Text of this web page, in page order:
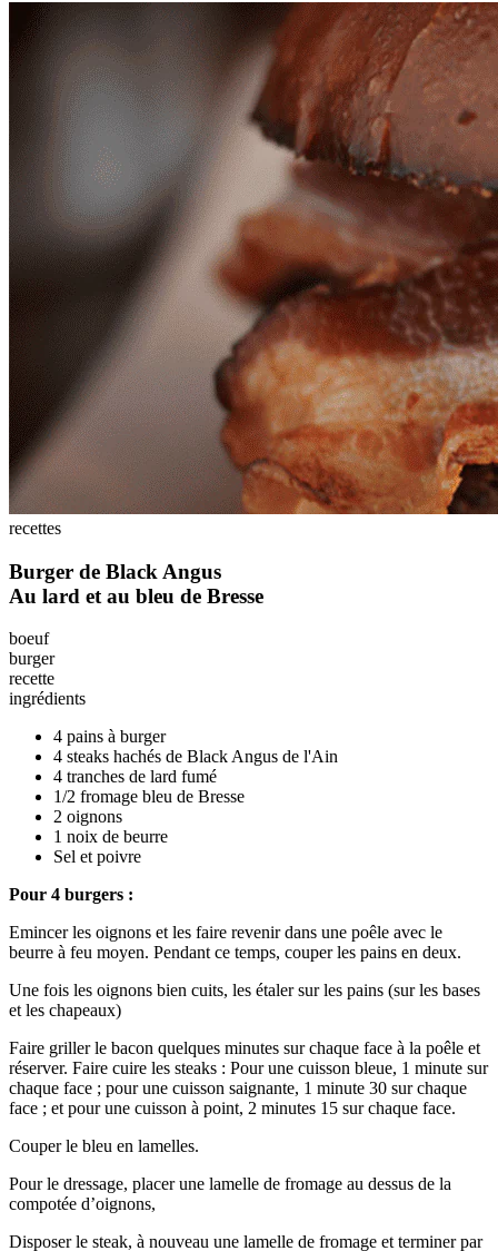
recettes
Burger de Black Angus
Au lard et au bleu de Bresse
boeuf
burger
recette
ingrédients
4 pains à burger
4 steaks hachés de Black Angus de l'Ain
4 tranches de lard fumé
1/2 fromage bleu de Bresse
2 oignons
1 noix de beurre
Sel et poivre
Pour 4 burgers :
Emincer les oignons et les faire revenir dans une poêle avec le
beurre à feu moyen. Pendant ce temps, couper les pains en deux.
Une fois les oignons bien cuits, les étaler sur les pains (sur les bases
et les chapeaux)
Faire griller le bacon quelques minutes sur chaque face à la poêle et
réserver. Faire cuire les steaks : Pour une cuisson bleue, 1 minute sur
chaque face ; pour une cuisson saignante, 1 minute 30 sur chaque
face ; et pour une cuisson à point, 2 minutes 15 sur chaque face.
Couper le bleu en lamelles.
Pour le dressage, placer une lamelle de fromage au dessus de la
compotée d’oignons,
Disposer le steak, à nouveau une lamelle de fromage et terminer par